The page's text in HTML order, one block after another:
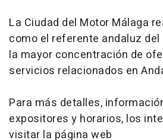
La Ciudad del Motor Málaga
como el referente andaluz
la mayor concentración de
servicios relacionados en
Para más detalles,
expositores y horarios, los
visitar la página web